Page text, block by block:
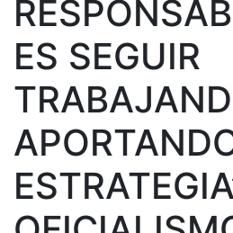
ES SEGUIR